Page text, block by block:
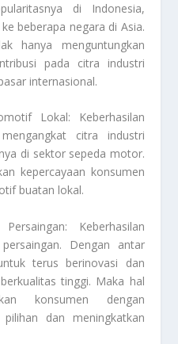
di Indonesia,
beberapa negara di Asia.
hanya menguntungkan
pada citra industri
internasional.
Lokal: Keberhasilan
citra industri
di sektor sepeda motor.
kepercayaan konsumen
buatan lokal.
Keberhasilan
Dengan antar
terus berinovasi dan
tinggi. Maka hal
konsumen dengan
dan meningkatkan